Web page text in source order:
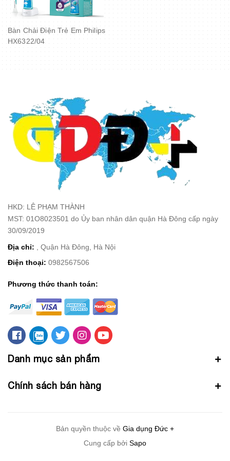
Bàn Chải Điện Trẻ Em Philips
HX6322/04
HKD: LÊ PHẠM THÀNH
MST: 01O8023501 do Ủy ban nhân dân quận Hà Đông cấp ngày
30/09/2019
Địa chỉ: , Quận Hà Đông, Hà Nội
Điện thoại: 0982567506
Phương thức thanh toán:
Danh mục sản phẩm
Chính sách bán hàng
Bản quyền thuộc về Gia dụng Đức +
Cung cấp bởi Sapo